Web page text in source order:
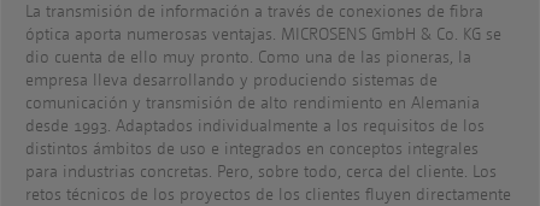
La transmisión de información a través de conexiones de fibra
óptica aporta numerosas ventajas. MICROSENS GmbH & Co. KG se
dio cuenta de ello muy pronto. Como una de las pioneras, la
empresa lleva desarrollando y produciendo sistemas de
comunicación y transmisión de alto rendimiento en Alemania
desde 1993. Adaptados individualmente a los requisitos de los
distintos ámbitos de uso e integrados en conceptos integrales
para industrias concretas. Pero, sobre todo, cerca del cliente. Los
retos técnicos de los proyectos de los clientes fluyen directamente